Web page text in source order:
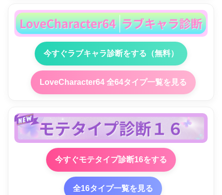
今すぐラブキャラ診断をする（無料）
LoveCharacter64 全64タイプ一覧を見る
今すぐモテタイプ診断16をする
全16タイプ一覧を見る